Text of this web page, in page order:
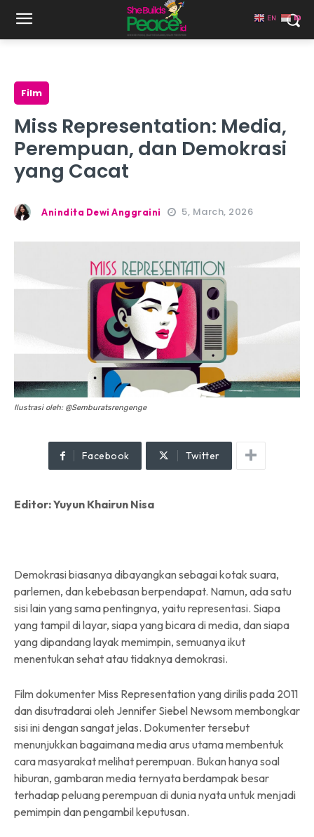
Film
Miss Representation: Media,
Perempuan, dan Demokrasi
yang Cacat
Anindita Dewi Anggraini 5, March, 2026
Ilustrasi oleh: @Semburatsrengenge
Facebook Twitter
Editor: Yuyun Khairun Nisa
Demokrasi biasanya dibayangkan sebagai kotak suara,
parlemen, dan kebebasan berpendapat. Namun, ada satu
sisi lain yang sama pentingnya, yaitu representasi. Siapa
yang tampil di layar, siapa yang bicara di media, dan siapa
yang dipandang layak memimpin, semuanya ikut
menentukan sehat atau tidaknya demokrasi.
Film dokumenter Miss Representation yang dirilis pada 2011
dan disutradarai oleh Jennifer Siebel Newsom membongkar
sisi ini dengan sangat jelas. Dokumenter tersebut
menunjukkan bagaimana media arus utama membentuk
cara masyarakat melihat perempuan. Bukan hanya soal
hiburan, gambaran media ternyata berdampak besar
terhadap peluang perempuan di dunia nyata untuk menjadi
pemimpin dan pengambil keputusan.
EN ID